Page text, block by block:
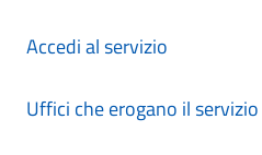
Accedi al servizio
Uffici che erogano il servizio